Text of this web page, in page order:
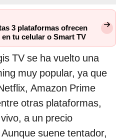
3 plataformas ofrecen
tu celular o Smart TV
TV se ha vuelto una
muy popular, ya que
Amazon Prime
otras plataformas,
a un precio
suene tentador,